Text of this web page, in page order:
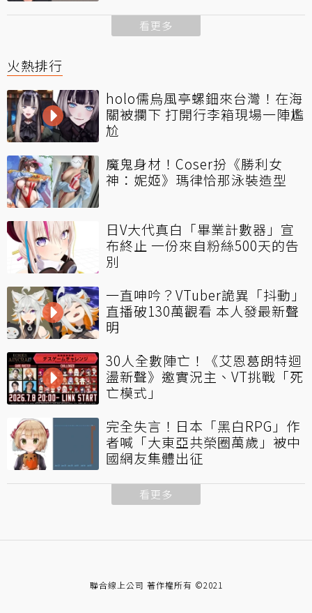
看更多
火熱排行
holo儒烏風亭螺鈿來台灣！在海
關被攔下 打開行李箱現場一陣尷
尬
魔鬼身材！Coser扮《勝利女
神：妮姬》瑪律恰那泳裝造型
日V大代真白「畢業計數器」宣
布終止 一份來自粉絲500天的告
別
一直呻吟？VTuber詭異「抖動」
直播破130萬觀看 本人發最新聲
明
30人全數陣亡！《艾恩葛朗特迴
盪新聲》邀實況主、VT挑戰「死
亡模式」
完全失言！日本「黑白RPG」作
者喊「大東亞共榮圈萬歲」被中
國網友集體出征
看更多
聯合線上公司 著作權所有 ©2021